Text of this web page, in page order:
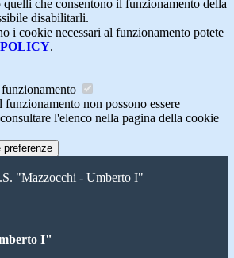
quelli che consentono il funzionamento della
disabilitarli.
i cookie necessari al funzionamento potete
.
non possono essere
l'elenco nella pagina della cookie
preferenze
"Mazzocchi - Umberto I"
I"